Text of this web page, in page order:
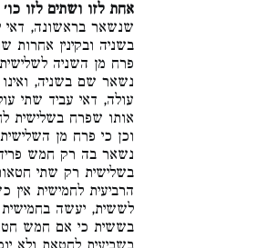
אחת לזו ושתים לזו כו׳
שנשאר בראשונה, דאי
בשניה ובקינין אחרות
פרח מן השניה
נשאר שם בשניה,
עולה, דאי עביד שתי
אותו שפרח בשלישית
וכן כי פרח מן
נשאר בה רק חמש
בשלישית רק שתי
הרביעית לחמישית
לששית, יעשה
בששית כי אם חמש